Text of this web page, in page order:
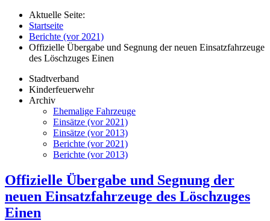
Aktuelle Seite:
Startseite
Berichte (vor 2021)
Offizielle Übergabe und Segnung der neuen Einsatzfahrzeuge
des Löschzuges Einen
Stadtverband
Kinderfeuerwehr
Archiv
Ehemalige Fahrzeuge
Einsätze (vor 2021)
Einsätze (vor 2013)
Berichte (vor 2021)
Berichte (vor 2013)
Offizielle Übergabe und Segnung der
neuen Einsatzfahrzeuge des Löschzuges
Einen